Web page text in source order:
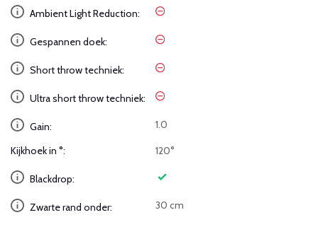
Ambient Light Reduction:
Gespannen doek:
Short throw techniek:
Ultra short throw techniek:
Gain: 1.0
Kijkhoek in °: 120°
Blackdrop:
Zwarte rand onder: 30 cm